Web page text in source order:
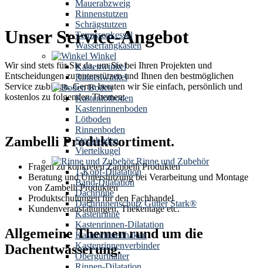
Mauerabzweig
Rinnenstutzen
Schrägstutzen
Terrassenkessel
Wasserfangkasten
Winkel
Kastenwinkel
Rinnenwinkel
Boden
Kastenlötboden
Kastenrinnenboden
Lötboden
Rinnenboden
Steckboden
Viertelkugel
Rinne und Zubehör
1-Kopf-Dilatation
Band-Dilatation
Dachrinne
Dachrinnenschutz Gutter Stark®
Kastenrinne
Kastenrinnen-Dilatation
Kastenrinnenhaken
Kastenrinnenverbinder
Obergurthalter
Unser Service-Angebot
Wir sind stets für Sie da, um Sie bei Ihren Projekten und
Entscheidungen zu unterstützen und Ihnen den bestmöglichen
Service zu bieten. Gerne beraten wir Sie einfach, persönlich und
kostenlos zu folgenden Themen:
Zambelli Produktsortiment.
Fragen zu konkreten Zambelli Produkten
Beratung und Unterstützung bei Verarbeitung und Montage
von Zambelli Produkten
Produktschulungen für den Fachhandel
Kundenveranstaltungen, Thekentage etc.
Allgemeine Themen rund um die
Dachentwässerung.